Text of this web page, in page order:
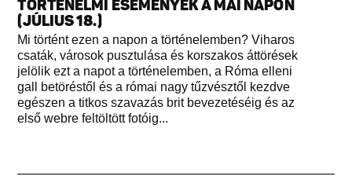
TÖRTÉNELMI ESEMÉNYEK A MAI NAPON
(JÚLIUS 18.)
Mi történt ezen a napon a történelemben? Viharos
csaták, városok pusztulása és korszakos áttörések
jelölik ezt a napot a történelemben, a Róma elleni
gall betöréstől és a római nagy tűzvésztől kezdve
egészen a titkos szavazás brit bevezetéséig és az
első webre feltöltött fotóig...